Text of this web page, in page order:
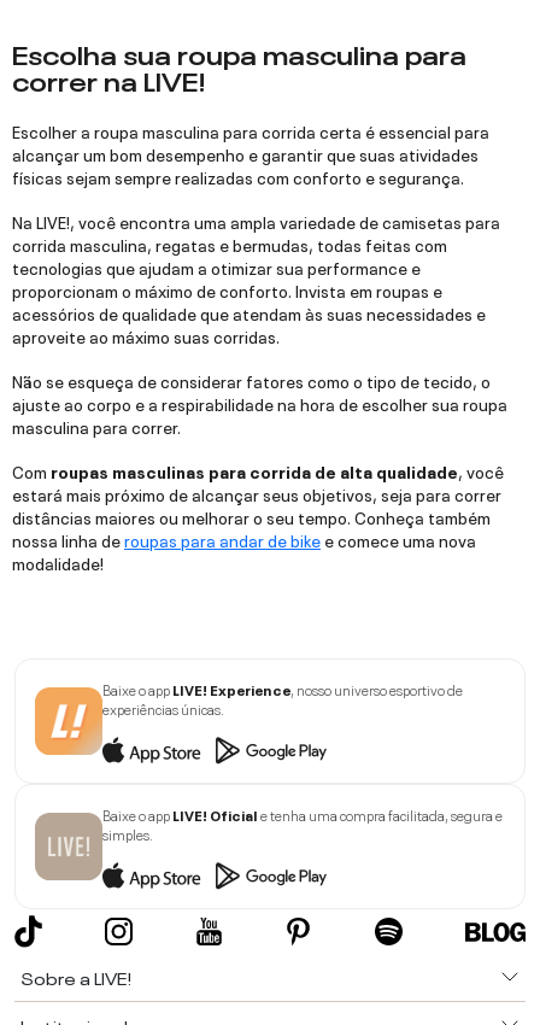
Escolha sua roupa masculina para
correr na LIVE!
Escolher a roupa masculina para corrida certa é essencial para
alcançar um bom desempenho e garantir que suas atividades
físicas sejam sempre realizadas com conforto e segurança.
Na LIVE!, você encontra uma ampla variedade de camisetas para
corrida masculina, regatas e bermudas, todas feitas com
tecnologias que ajudam a otimizar sua performance e
proporcionam o máximo de conforto. Invista em roupas e
acessórios de qualidade que atendam às suas necessidades e
aproveite ao máximo suas corridas.
Não se esqueça de considerar fatores como o tipo de tecido, o
ajuste ao corpo e a respirabilidade na hora de escolher sua roupa
masculina para correr.
Com roupas masculinas para corrida de alta qualidade, você
estará mais próximo de alcançar seus objetivos, seja para correr
distâncias maiores ou melhorar o seu tempo. Conheça também
nossa linha deroupas para andar de bike e comece uma nova
modalidade!
Baixe o appLIVE! Experience, nosso universo esportivo de
experiências únicas.
Baixe o appLIVE! Oficiale tenha uma compra facilitada, segura e
simples.
Sobre a LIVE!